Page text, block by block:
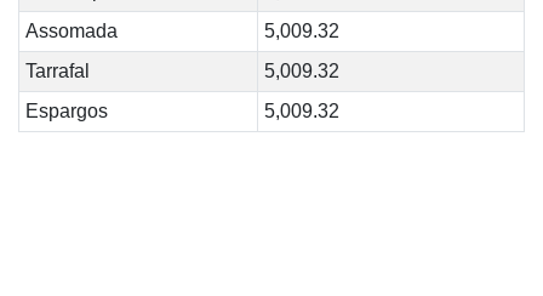
Assomada
5,009.32
Tarrafal
5,009.32
Espargos
5,009.32